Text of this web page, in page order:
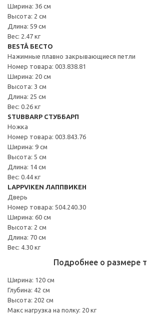
Ширина: 36 см
Высота: 2 см
Длина: 59 см
Вес: 2.47 кг
BESTÅ БЕСТО
Нажимные плавно закрывающиеся петли
Номер товара: 003.838.81
Ширина: 20 см
Высота: 3 см
Длина: 25 см
Вес: 0.26 кг
STUBBARP СТУББАРП
Ножка
Номер товара: 003.843.76
Ширина: 9 см
Высота: 5 см
Длина: 14 см
Вес: 0.44 кг
LAPPVIKEN ЛАППВИКЕН
Дверь
Номер товара: 504.240.30
Ширина: 60 см
Высота: 2 см
Длина: 70 см
Вес: 4.30 кг
Подробнее о размере
Ширина: 120 см
Глубина: 42 см
Высота: 202 см
Макс нагрузка на полку: 20 кг